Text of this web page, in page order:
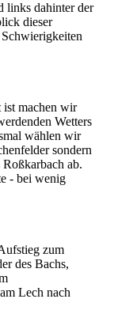
links dahinter der
dieser
ist machen wir
Wetters
wählen wir
sondern
ab.
- bei wenig
zum
des Bachs,
Lech nach